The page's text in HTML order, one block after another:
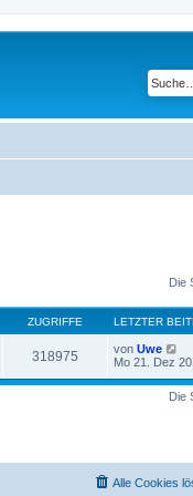
Die
ZUGRIFFE LETZTER
318975 von Uwe
Mo 21. Dez
Die
Alle Cookies